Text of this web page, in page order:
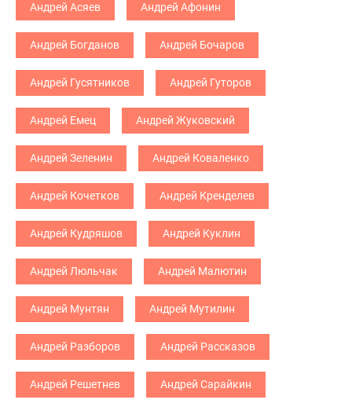
Андрей Асяев Андрей Афонин
Андрей Богданов Андрей Бочаров
Андрей Гусятников Андрей Гуторов
Андрей Емец Андрей Жуковский
Андрей Зеленин Андрей Коваленко
Андрей Кочетков Андрей Кренделев
Андрей Кудряшов Андрей Куклин
Андрей Люльчак Андрей Малютин
Андрей Мунтян Андрей Мутилин
Андрей Разборов Андрей Рассказов
Андрей Решетнев Андрей Сарайкин